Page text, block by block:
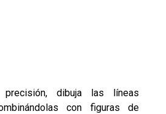
dibuja las líneas
con figuras de